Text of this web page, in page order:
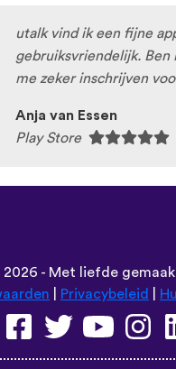
utalk vind ik een fijne
gebruiksvriendelijk. Ben
me zeker inschrijven
Anja van Essen
Play Store
2026 - Met liefde
Privacybeleid